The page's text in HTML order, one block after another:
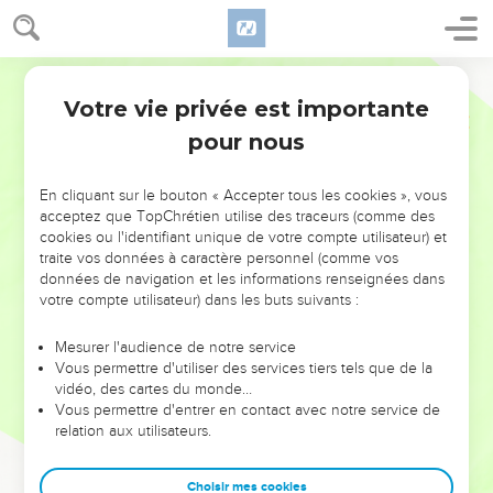
NE MANQUEZ PAS L’ÉVÉNEMENT
DE L’ANNÉE !
ET SI LEURS ERREURS POUVAIENT VOUS ÉVITER LES
VOTRES ?
leur foi ou leur vision. Mais on voit moins les doutes, les erreurs
et les saisons difficiles qu'ils ont traversés, alors même que ce
sont elles qui les ont façonnés.
Dans cette conférence, leaders, entrepreneurs, et responsables
clés pour avancer avec plus de sagesse afin que leurs erreurs
Votre vie privée est importante
pour nous
En cliquant sur le bouton « Accepter tous les cookies », vous
acceptez que TopChrétien utilise des traceurs (comme des
cookies ou l'identifiant unique de votre compte utilisateur) et
traite vos données à caractère personnel (comme vos
données de navigation et les informations renseignées dans
votre compte utilisateur) dans les buts suivants :
Mesurer l'audience de notre service
Vous permettre d'utiliser des services tiers tels que de la
vidéo, des cartes du monde…
Vous permettre d'entrer en contact avec notre service de
relation aux utilisateurs.
Choisir mes cookies